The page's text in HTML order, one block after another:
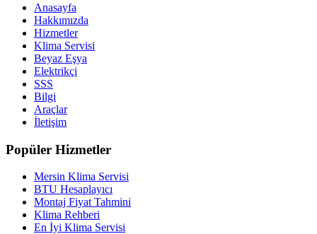
Anasayfa
Hakkımızda
Hizmetler
Klima Servisi
Beyaz Eşya
Elektrikçi
SSS
Bilgi
Araçlar
İletişim
Popüler Hizmetler
Mersin Klima Servisi
BTU Hesaplayıcı
Montaj Fiyat Tahmini
Klima Rehberi
En İyi Klima Servisi